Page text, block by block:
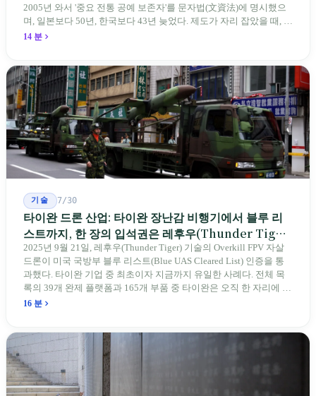
2005년 와서 '중요 전통 공예 보존자'를 문자법(文資法)에 명시했으
며, 일본보다 50년, 한국보다 43년 늦었다. 제도가 자리 잡았을 때, 제
자 제도는 이미 1970-80년대 산업화 과정에서 붕괴되었다. 600여 명
14 분
기술 7/30
타이완 드론 산업: 타이완 장난감 비행기에서 블루 리
스트까지, 한 장의 입석권은 레후우(Thunder Tiger)
에게
2025년 9월 21일, 레후우(Thunder Tiger) 기술의 Overkill FPV 자살
드론이 미국 국방부 블루 리스트(Blue UAS Cleared List) 인증을 통
과했다. 타이완 기업 중 최초이자 지금까지 유일한 사례다. 전체 목
록의 39개 완제 플랫폼과 165개 부품 중 타이완은 오직 한 자리에 불
과하다. 2026년 4월, 미국 양당 소속 상원의원 4명이 《타이완을 위
를 드러낸다: 타이완의 진입이 너무 느려 미국 스스로가 입법을 통해
장벽을 낮춰야 한다는 점이다. 타이완에서 46년간 원격 조종 장난감
비행기를 만들어 온 한 회사가 오하이오주에 두 번째 공장을 건설할
계획을 세우고 있다.
16 분